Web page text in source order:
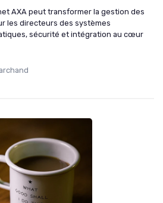
AXA peut transformer la gestion des
les directeurs des systèmes
sécurité et intégration au cœur